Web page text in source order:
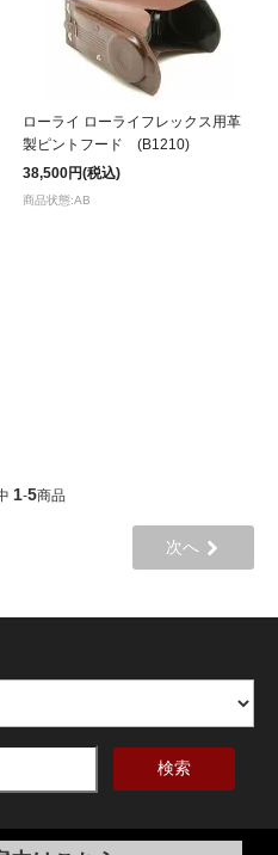
ローライ ローライフレックス用革
製ピントフード (B1210)
38,500円(税込)
商品状態:AB
1-5商品
次へ
検索